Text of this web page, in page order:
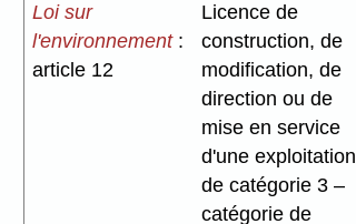
Loi sur
l'environnement:
article 12
Licence de
construction, de
modification, de
direction ou de
mise en service
d'une exploitation
de catégorie 3 –
catégorie de